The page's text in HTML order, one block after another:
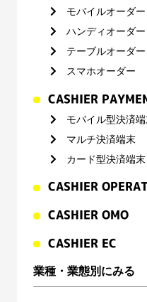
モバイルオーダー
ハンディオーダー
テーブルオーダー
スマホオーダー
CASHIER
モバイル型決済
マルチ決済端末
カード型決済端末
CASHIER
CASHIER OMO
CASHIER EC
業種・業態別にみる